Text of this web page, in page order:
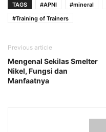
TAGS #APNI #mineral
#Training of Trainers
Previous article
Mengenal Sekilas Smelter
Nikel, Fungsi dan
Manfaatnya